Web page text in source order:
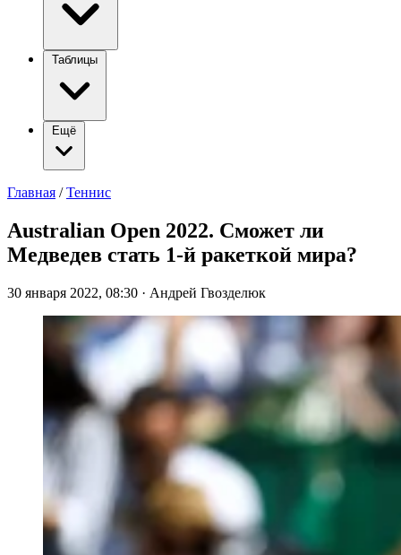
Таблицы
Ещё
Главная / Теннис
Australian Open 2022. Сможет ли
Медведев стать 1-й ракеткой мира?
30 января 2022, 08:30 · Андрей Гвозделюк